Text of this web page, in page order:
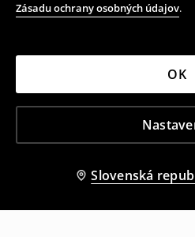
Zásadu ochrany osobných údajov.
OK
Slovenská